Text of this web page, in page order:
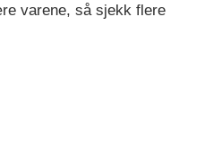
varene, så sjekk flere